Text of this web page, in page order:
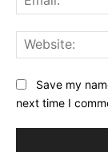
Save my
next time I